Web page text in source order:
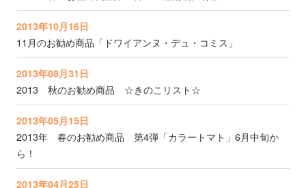
2013年10月16日
11月のお勧め商品「ドワイアンヌ・デュ・コミス」
2013年08月31日
2013 秋のお勧め商品 ☆きのこリスト☆
2013年05月15日
2013年 春のお勧め商品 第4弾「カラートマト」6月中旬か
ら！
2013年04月25日